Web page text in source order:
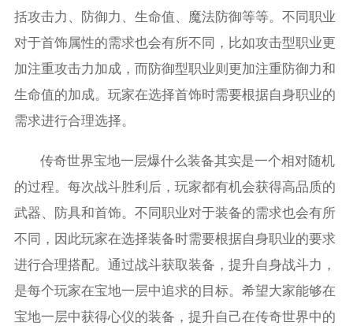
括攻击力、防御力、生命值、魔法防御等等。不同职业
对于首饰属性的需求也会有所不同，比如攻击型职业更
加注重攻击力加成，而防御型职业则更加注重防御力和
生命值的加成。玩家在选择首饰时需要根据自身职业的
需求进行合理选择。
传奇世界宝地一层爆什么装备其实是一个相对随机
的过程。每次战斗胜利后，玩家都有机会获得高品质的
武器、防具和首饰。不同职业对于装备的需求也会有所
不同，因此玩家在选择装备时需要根据自身职业的要求
进行合理搭配。通过战斗获取装备，提升自身战斗力，
是每个玩家在宝地一层中追求的目标。希望大家能够在
宝地一层中获得心仪的装备，提升自己在传奇世界中的